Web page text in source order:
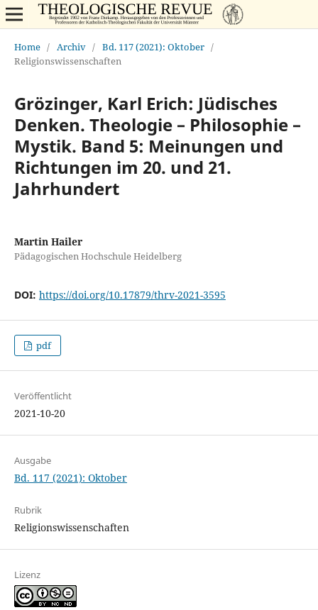
Home / Archiv / Bd. 117 (2021): Oktober /
Religionswissenschaften
Grözinger, Karl Erich: Jüdisches
Denken. Theologie – Philosophie –
Mystik. Band 5: Meinungen und
Richtungen im 20. und 21.
Jahrhundert
Martin Hailer
Pädagogischen Hochschule Heidelberg
DOI: https://doi.org/10.17879/thrv-2021-3595
pdf
Veröffentlicht
2021-10-20
Ausgabe
Bd. 117 (2021): Oktober
Rubrik
Religionswissenschaften
Lizenz